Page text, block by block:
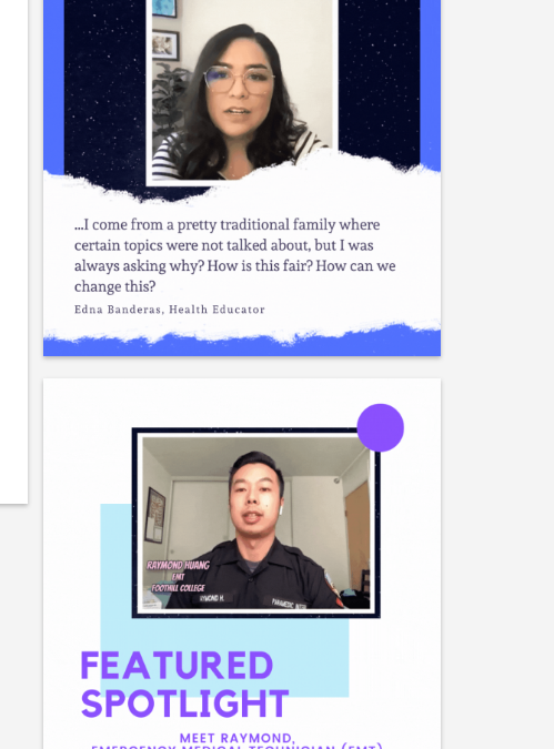
Universidad de California en Berkeley
Hace 3 horas
Requisitos necesarios: • Haber obtenido el
título de bachillerato o un Diploma de
Educación General y contar con
Compartir
Gladeo_Oficial
Hace 21 horas
The Crucible ofrece una amplia variedad de
cursos sobre madera, metales, electrónica y
soldadura (18 departamentos